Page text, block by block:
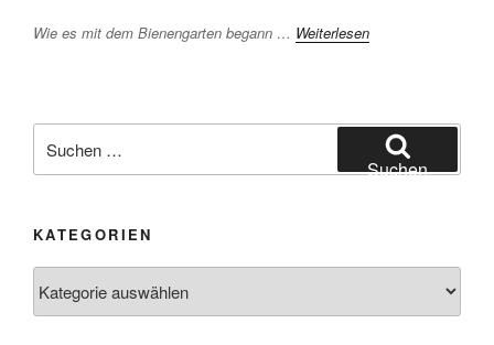
Wie es mit dem Bienengarten begann … Weiterlesen
nach:
Suchen
KATEGORIEN